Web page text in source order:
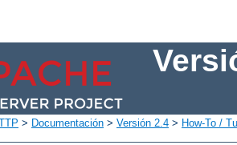
> Documentación > Versión 2.4 > How-To /